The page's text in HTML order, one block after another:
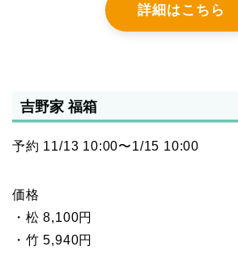
詳細はこちら
吉野家 福箱
予約 11/13 10:00〜1/15 10:00
価格
・松 8,100円
・竹 5,940円